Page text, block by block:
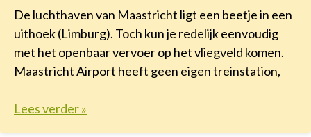
De luchthaven van Maastricht ligt een beetje in een
uithoek (Limburg). Toch kun je redelijk eenvoudig
met het openbaar vervoer op het vliegveld komen.
Maastricht Airport heeft geen eigen treinstation,
Lees verder »